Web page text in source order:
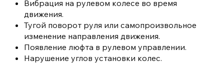
Вибрация на рулевом колесе во время
движения.
Тугой поворот руля или самопроизвольное
изменение направления движения.
Появление люфта в рулевом управлении.
Нарушение углов установки колес.